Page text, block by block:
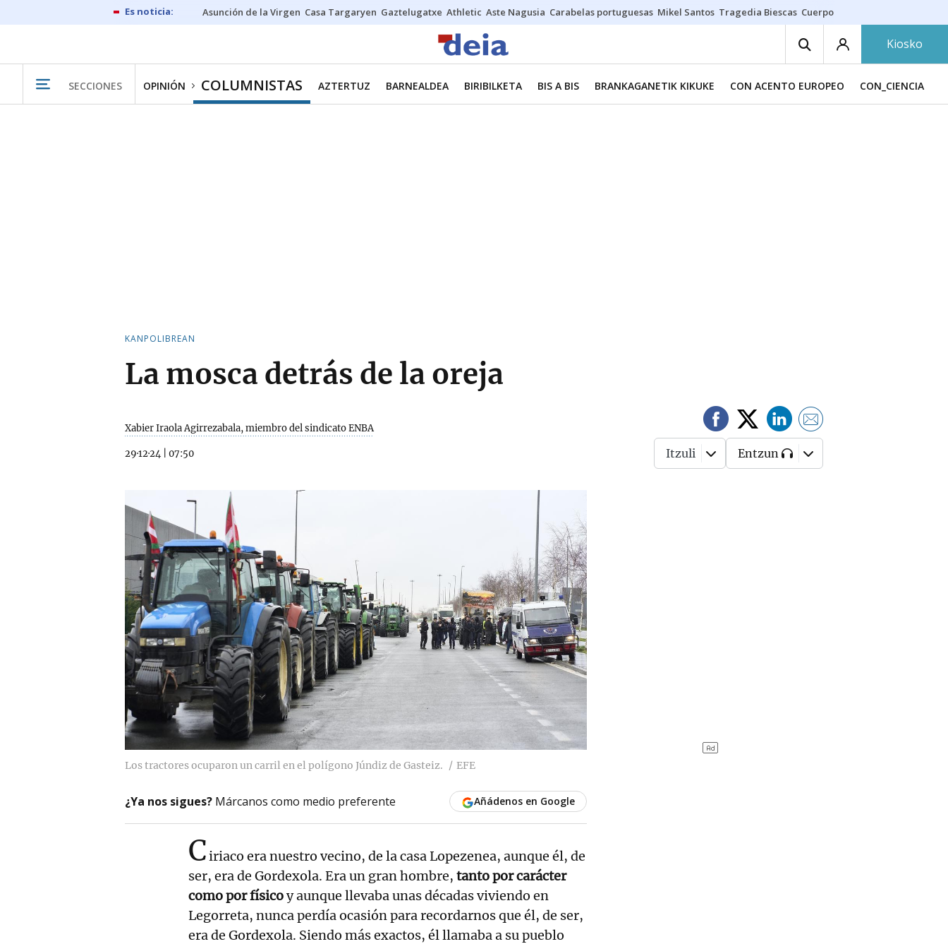
Asunción de la Virgen Casa Targaryen Gaztelugatxe Athletic Aste Nagusia Carabelas portuguesas Mikel Santos Tragedia Biescas Cuerpo ría
Kiosko
SECCIONES OPINIÓN COLUMNISTAS AZTERTUZ BARNEALDEA BIRIBILKETA BIS A BIS BRANKAGANETIK KIKUKE CON ACENTO EUROPEO CON_CIENCIA
KANPOLIBREAN
La mosca detrás de la oreja
Xabier Iraola Agirrezabala, miembro del sindicato ENBA
29·12·24 07:50 Itzuli Entzun
Los tractores ocuparon un carril en el polígono Júndiz de Gasteiz. EFE
¿Ya nos sigues? Márcanos como medio preferente Añádenos en Google
Ciriaco era nuestro vecino, de la casa Lopezenea, aunque él, de
ser, era de Gordexola. Era un gran hombre, tanto por carácter
como por físicoy aunque llevaba unas décadas viviendo en
Legorreta, nunca perdía ocasión para recordarnos que él, de ser,
era de Gordexola. Siendo más exactos, él llamaba a su pueblo